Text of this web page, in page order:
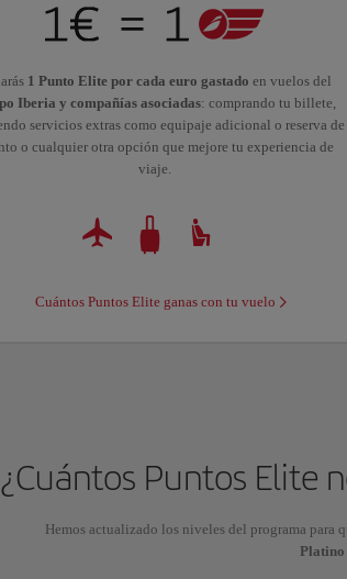
1 Punto Elite por cada euro gastado en vuelos del
Iberia y compañías asociadas: comprando tu billete,
servicios extras como equipaje adicional o reserva de
o cualquier otra opción que mejore tu experiencia de
viaje.
Cuántos Puntos Elite ganas con tu vuelo
¿Cuántos Puntos Elite
Hemos actualizado los niveles del programa para